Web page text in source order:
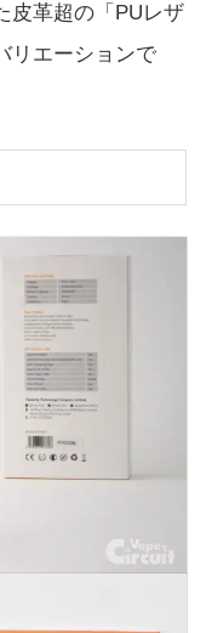
皮革超の「PUレザ
リエーションで